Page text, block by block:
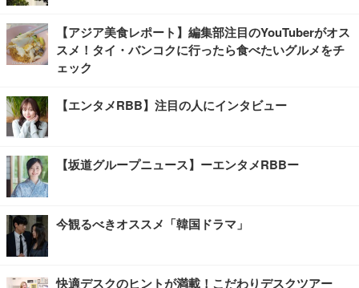
【アジア美食レポート】編集部注目のYouTuberがオス
スメ！タイ・バンコクに行ったら食べたいグルメをチ
ェック
【エンタメRBB】注目の人にインタビュー
【坂道グループニュース】ーエンタメRBBー
今観るべきオススメ「韓国ドラマ」
快適デスクのヒントが満載！こだわりデスクツアー